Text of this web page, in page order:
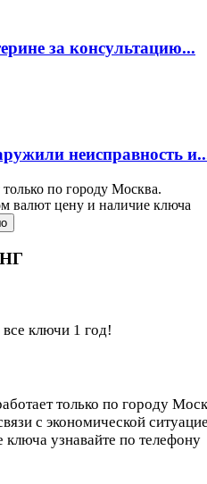
за консультацию...
неисправность
только по городу Москва.
валют цену и наличие ключа
ключи 1 год!
только по городу
с экономической
узнавайте по телефону